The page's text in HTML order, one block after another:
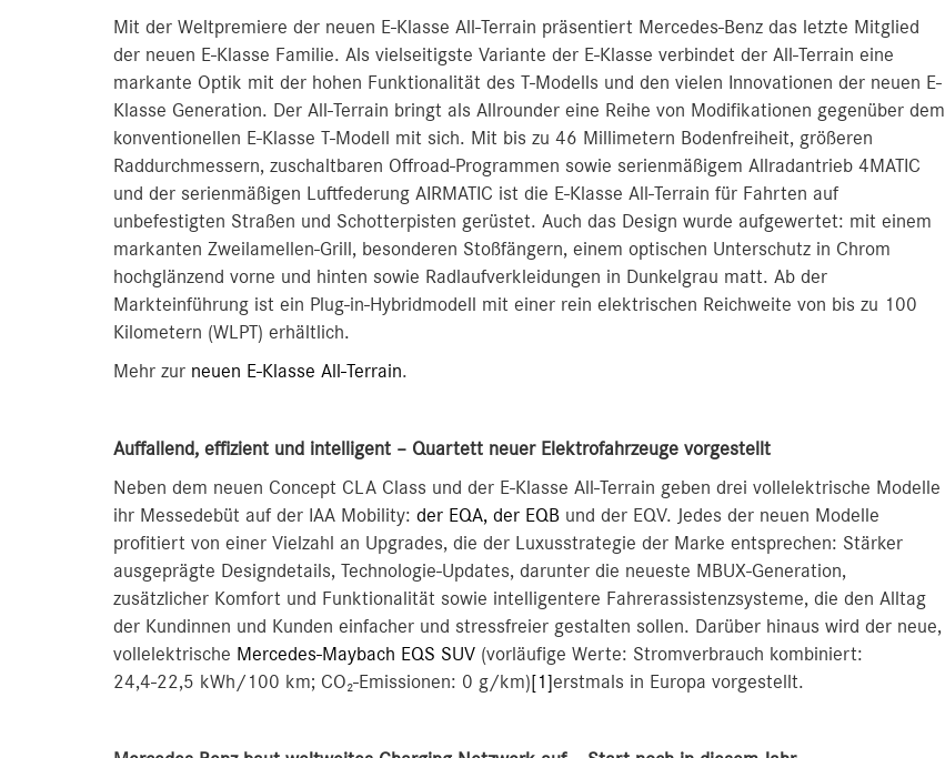
Mit der Weltpremiere der neuen E-Klasse All-Terrain präsentiert Mercedes-Benz das letzte Mitglied
der neuen E-Klasse Familie. Als vielseitigste Variante der E-Klasse verbindet der All-Terrain eine
markante Optik mit der hohen Funktionalität des T-Modells und den vielen Innovationen der neuen E-
Klasse Generation. Der All‑Terrain bringt als Allrounder eine Reihe von Modifikationen gegenüber dem
konventionellen E‑Klasse T‑Modell mit sich. Mit bis zu 46 Millimetern Bodenfreiheit, größeren
Raddurchmessern, zuschaltbaren Offroad-Programmen sowie serienmäßigem Allradantrieb 4MATIC
und der serienmäßigen Luftfederung AIRMATIC ist die E-Klasse All-Terrain für Fahrten auf
unbefestigten Straßen und Schotterpisten gerüstet. Auch das Design wurde aufgewertet: mit einem
markanten Zweilamellen-Grill, besonderen Stoßfängern, einem optischen Unterschutz in Chrom
hochglänzend vorne und hinten sowie Radlaufverkleidungen in Dunkelgrau matt. Ab der
Markteinführung ist ein Plug-in-Hybridmodell mit einer rein elektrischen Reichweite von bis zu 100
Kilometern (WLPT) erhältlich.
Mehr zur neuen E-Klasse All-Terrain.
Auffallend, effizient und intelligent – Quartett neuer Elektrofahrzeuge vorgestellt
Neben dem neuen Concept CLA Class und der E-Klasse All-Terrain geben drei vollelektrische Modelle
ihr Messedebüt auf der IAA Mobility: der EQA, der EQB und der EQV. Jedes der neuen Modelle
profitiert von einer Vielzahl an Upgrades, die der Luxusstrategie der Marke entsprechen: Stärker
ausgeprägte Designdetails, Technologie-Updates, darunter die neueste MBUX-Generation,
zusätzlicher Komfort und Funktionalität sowie intelligentere Fahrerassistenzsysteme, die den Alltag
der Kundinnen und Kunden einfacher und stressfreier gestalten sollen. Darüber hinaus wird der neue,
vollelektrische Mercedes-Maybach EQS SUV (vorläufige Werte: Stromverbrauch kombiniert:
24,4‑22,5 kWh/100 km; CO₂-Emissionen: 0 g/km)[1]erstmals in Europa vorgestellt.